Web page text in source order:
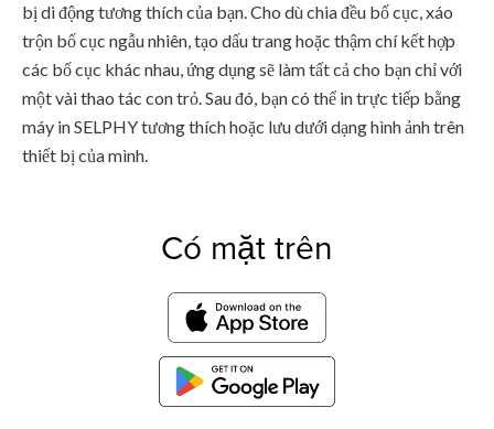
bị di động tương thích của bạn. Cho dù chia đều bố cục, xáo
trộn bố cục ngẫu nhiên, tạo dấu trang hoặc thậm chí kết hợp
các bố cục khác nhau, ứng dụng sẽ làm tất cả cho bạn chỉ với
một vài thao tác con trỏ. Sau đó, bạn có thể in trực tiếp bằng
máy in SELPHY tương thích hoặc lưu dưới dạng hình ảnh trên
thiết bị của mình.
Có mặt trên